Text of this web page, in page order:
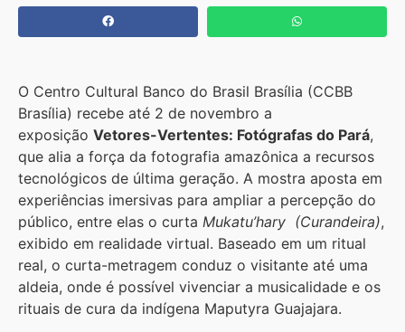
O Centro Cultural Banco do Brasil Brasília (CCBB
Brasília) recebe até 2 de novembro a
exposição Vetores-Vertentes: Fotógrafas do Pará,
que alia a força da fotografia amazônica a recursos
tecnológicos de última geração. A mostra aposta em
experiências imersivas para ampliar a percepção do
público, entre elas o curta Mukatu’hary (Curandeira),
exibido em realidade virtual. Baseado em um ritual
real, o curta-metragem conduz o visitante até uma
aldeia, onde é possível vivenciar a musicalidade e os
rituais de cura da indígena Maputyra Guajajara.